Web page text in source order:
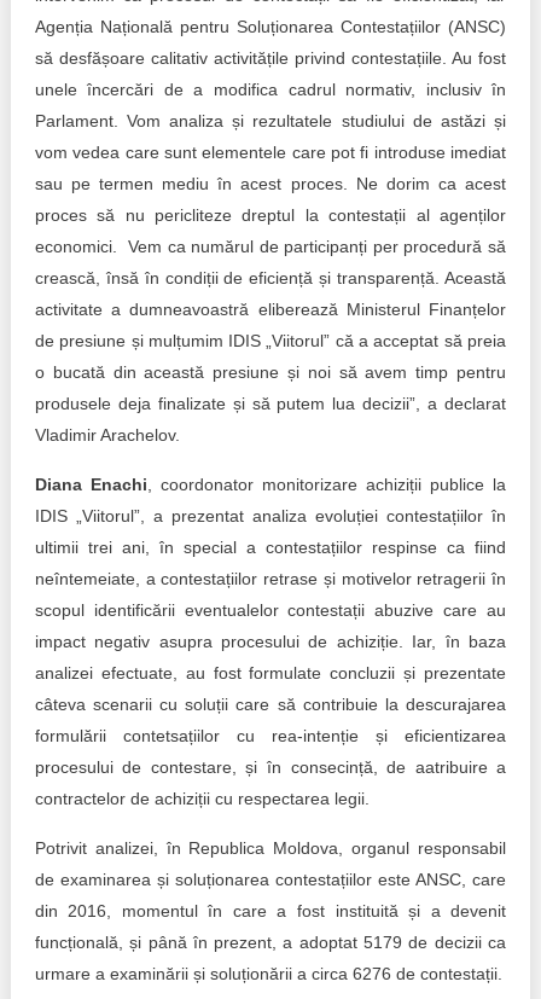
Agenția Națională pentru Soluționarea Contestațiilor (ANSC)
să desfășoare calitativ activitățile privind contestațiile. Au fost
unele încercări de a modifica cadrul normativ, inclusiv în
Parlament. Vom analiza și rezultatele studiului de astăzi și
vom vedea care sunt elementele care pot fi introduse imediat
sau pe termen mediu în acest proces. Ne dorim ca acest
proces să nu pericliteze dreptul la contestații al agenților
economici. Vem ca numărul de participanți per procedură să
crească, însă în condiții de eficiență și transparență. Această
activitate a dumneavoastră eliberează Ministerul Finanțelor
de presiune și mulțumim IDIS „Viitorul” că a acceptat să preia
o bucată din această presiune și noi să avem timp pentru
produsele deja finalizate și să putem lua decizii”, a declarat
Vladimir Arachelov.
Diana Enachi , coordonator monitorizare achiziții publice la
IDIS „Viitorul”, a prezentat analiza evoluției contestațiilor în
ultimii trei ani, în special a contestațiilor respinse ca fiind
neîntemeiate, a contestațiilor retrase și motivelor retragerii în
scopul identificării eventualelor contestații abuzive care au
impact negativ asupra procesului de achiziție. Iar, în baza
analizei efectuate, au fost formulate concluzii și prezentate
câteva scenarii cu soluții care să contribuie la descurajarea
formulării contetsațiilor cu rea-intenție și eficientizarea
procesului de contestare, și în consecință, de aatribuire a
contractelor de achiziții cu respectarea legii.
Potrivit analizei, în Republica Moldova, organul responsabil
de examinarea și soluționarea contestațiilor este ANSC, care
din 2016, momentul în care a fost instituită și a devenit
funcțională, și până în prezent, a adoptat 5179 de decizii ca
urmare a examinării și soluționării a circa 6276 de contestații.